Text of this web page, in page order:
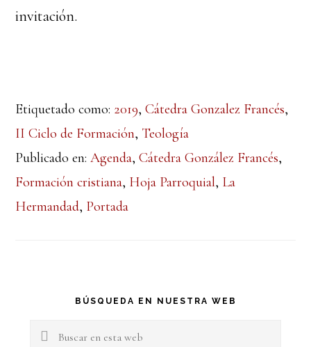
invitación.
Etiquetado como: 2019,Cátedra Gonzalez Francés,
II Ciclo de Formación, Teología
Publicado en:Agenda,Cátedra González Francés,
Formación cristiana, Hoja Parroquial, La
Hermandad, Portada
Barra
lateral
BÚSQUEDA EN NUESTRA WEB
Buscar